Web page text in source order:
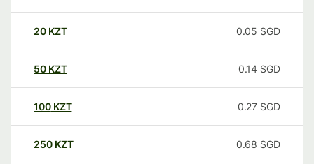
20 KZT 0.05 SGD
50 KZT 0.14 SGD
100 KZT 0.27 SGD
250 KZT 0.68 SGD